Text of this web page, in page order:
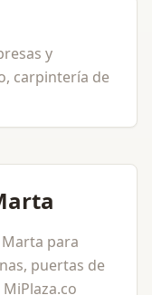
y
carpintería de
para
puertas de